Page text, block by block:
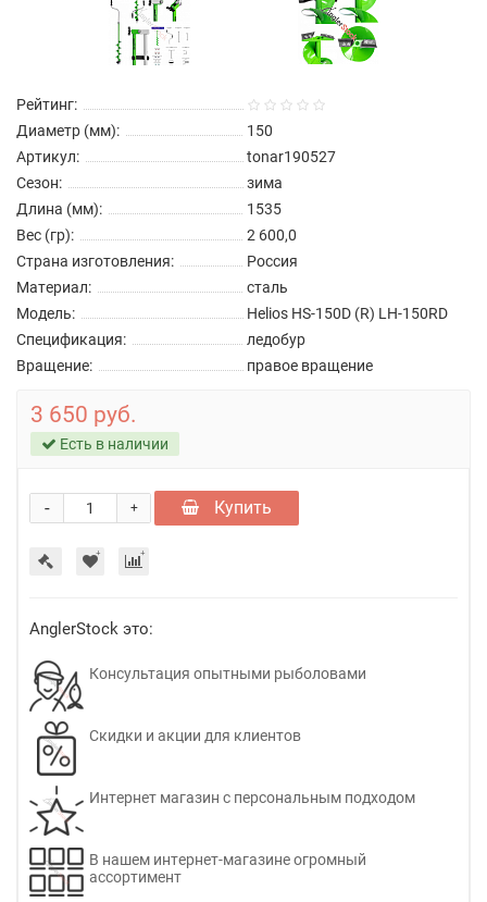
Рейтинг:
Диаметр (мм):
150
Артикул:
tonar190527
Сезон:
зима
Длина (мм):
1535
Вес (гр):
2 600,0
Страна изготовления:
Россия
Материал:
сталь
Модель:
Helios HS-150D (R) LH-150RD
Спецификация:
ледобур
Вращение:
правое вращение
3 650 руб.
Есть в наличии
+
- Купить
AnglerStock это:
Консультация опытными рыболовами
Скидки и акции для клиентов
Интернет магазин с персональным подходом
В нашем интернет-магазине огромный
ассортимент